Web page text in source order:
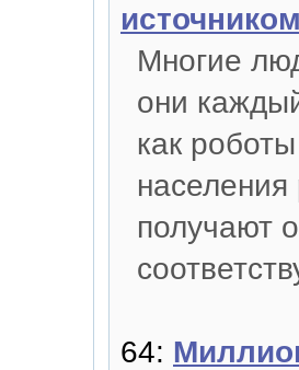
Многие
они
как
получают
64: